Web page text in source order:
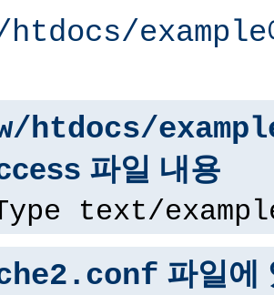
htdocs/example
htdocs/
파일 내용
text/
파일에